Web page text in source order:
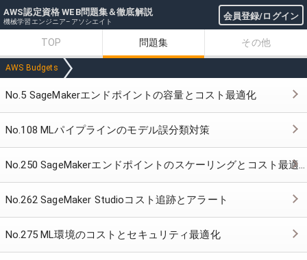
AWS認定資格 WEB問題集＆徹底解説 会員登録/ログイン
機械学習エンジニア–アソシエイト
TOP 問題集 その他
AWS Budgets
No.5 SageMakerエンドポイントの容量とコスト最適化
No.108 MLパイプラインのモデル誤分類対策
No.250 SageMakerエンドポイントのスケーリングとコスト最適化
No.262 SageMaker Studioコスト追跡とアラート
No.275 ML環境のコストとセキュリティ最適化